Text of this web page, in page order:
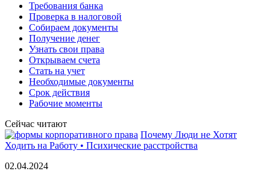
Требования банка
Проверка в налоговой
Собираем документы
Получение денег
Узнать свои права
Открываем счета
Стать на учет
Необходимые документы
Срок действия
Рабочие моменты
Сейчас читают
Почему Люди не Хотят
Ходить на Работу • Психические расстройства
02.04.2024